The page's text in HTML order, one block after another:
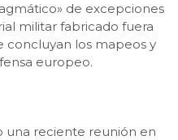
de excepciones
militar fabricado fuera
concluyan los mapeos y
europeo.
una reciente reunión en